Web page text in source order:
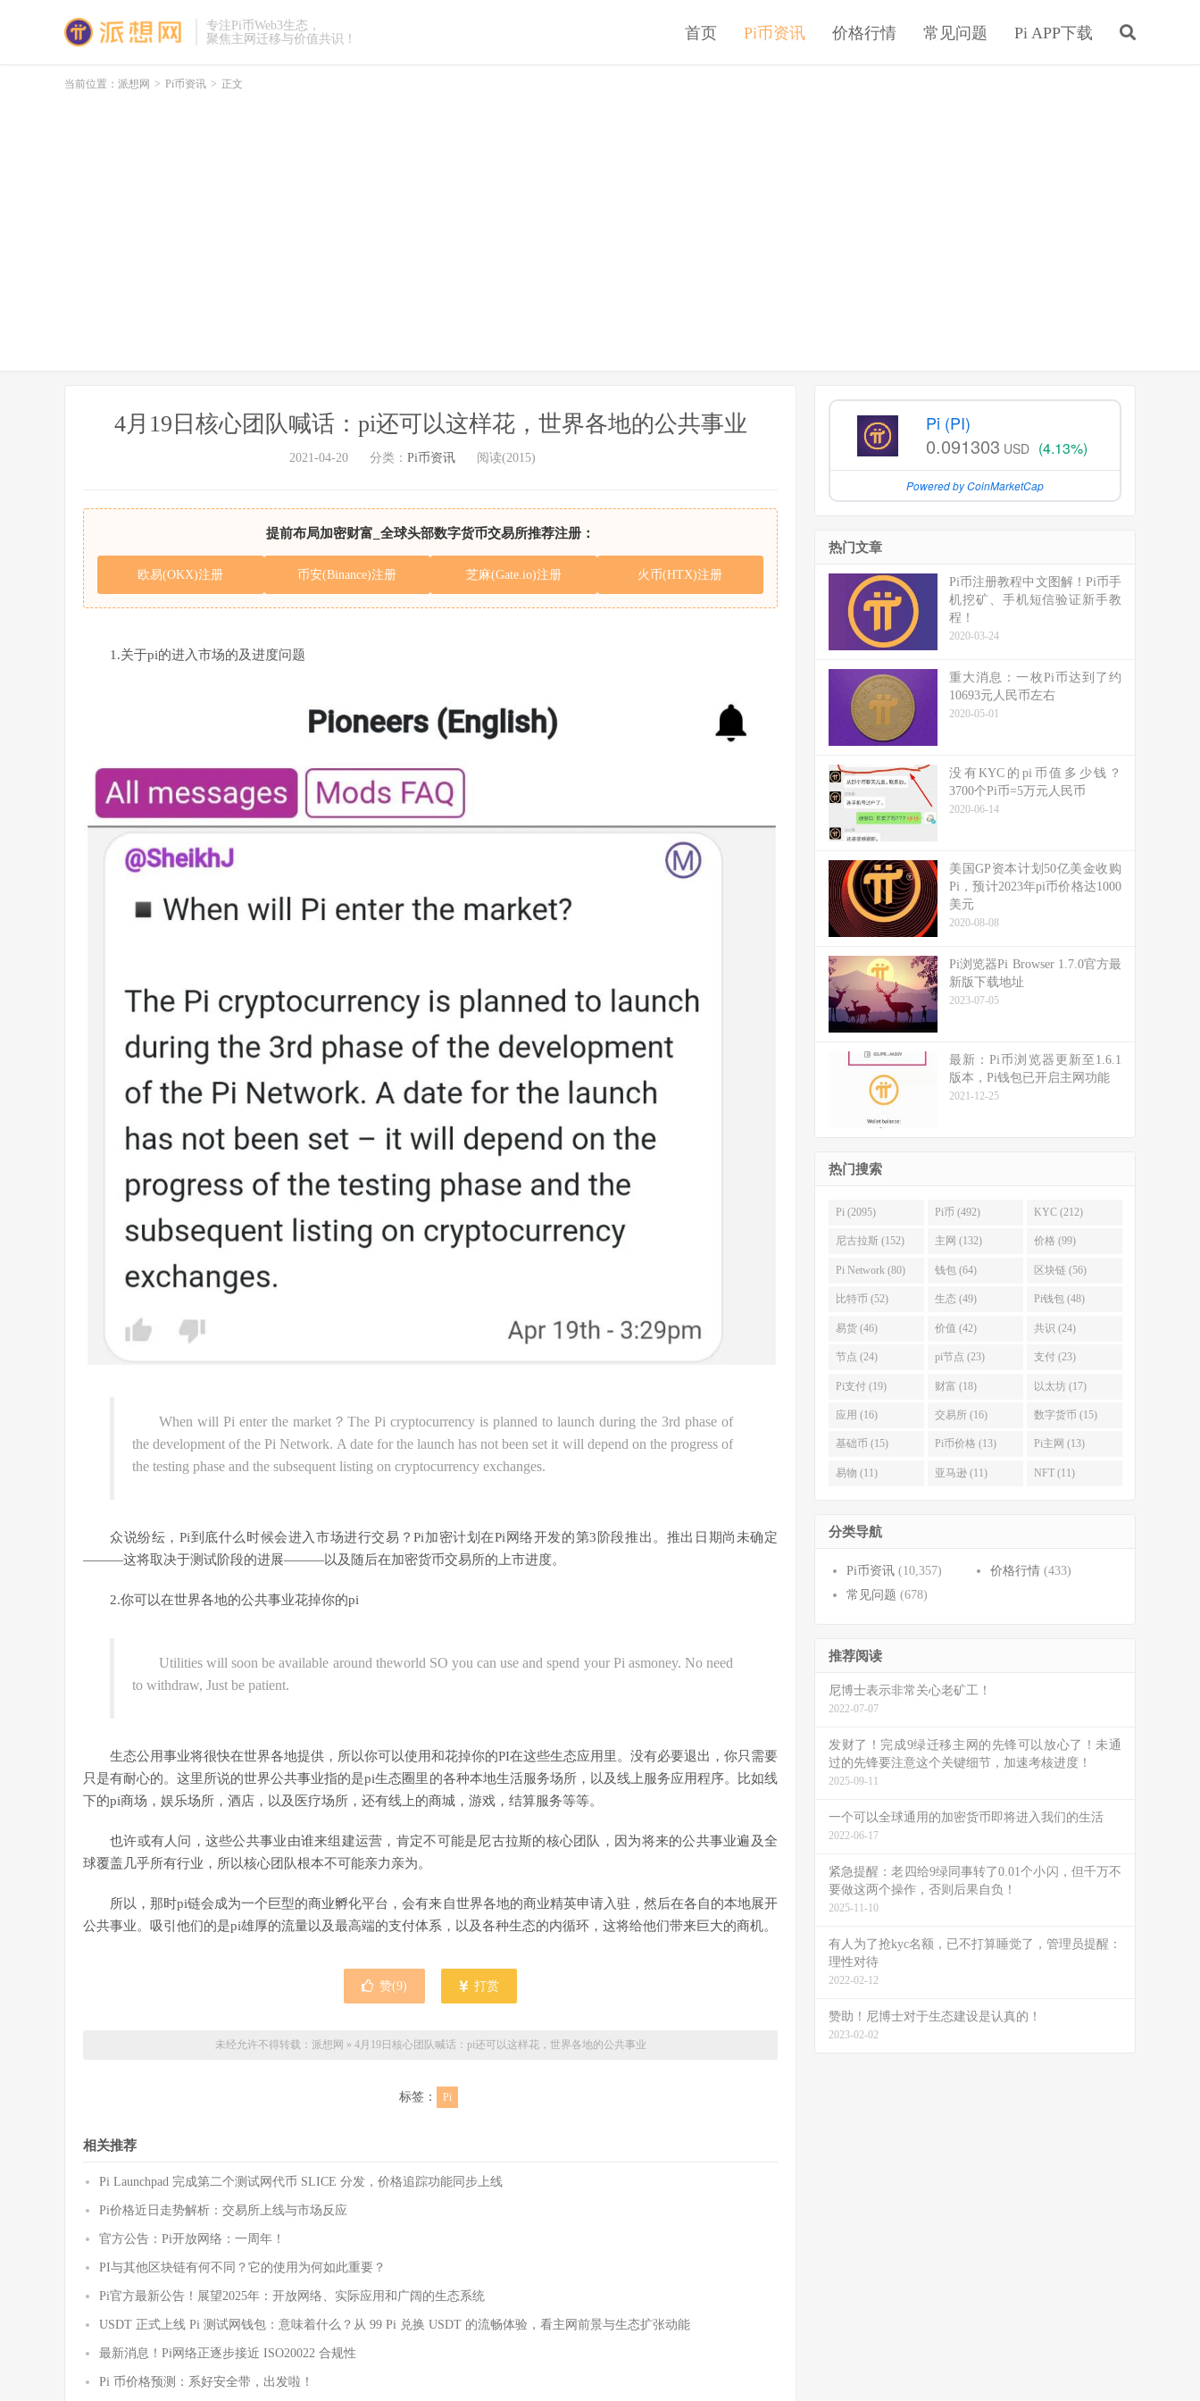
专注Pi币Web3生态，
聚焦主网迁移与价值共识！
首页 Pi币资讯 价格行情 常见问题 Pi APP下载
当前位置： 派想网 > Pi币资讯 > 正文
4月19日核心团队喊话：pi还可以这样花，世界各地的公共事业
2021-04-20 分类： Pi币资讯 阅读(2015)
提前布局加密财富_全球头部数字货币交易所推荐注册：
欧易(OKX)注册 币安(Binance)注册 芝麻(Gate.io)注册 火币(HTX)注册
1.关于pi的进入市场的及进度问题
When will Pi enter the market？The Pi cryptocurrency is planned to launch during the 3rd phase of
the development of the Pi Network. A date for the launch has not been set it will depend on the progress of
the testing phase and the subsequent listing on cryptocurrency exchanges.
众说纷纭，Pi到底什么时候会进入市场进行交易？Pi加密计划在Pi网络开发的第3阶段推出。推出日期尚未确定
———这将取决于测试阶段的进展———以及随后在加密货币交易所的上市进度。
2.你可以在世界各地的公共事业花掉你的pi
Utilities will soon be available around theworld SO you can use and spend your Pi asmoney. No need
to withdraw, Just be patient.
生态公用事业将很快在世界各地提供，所以你可以使用和花掉你的PI在这些生态应用里。没有必要退出，你只需要
只是有耐心的。这里所说的世界公共事业指的是pi生态圈里的各种本地生活服务场所，以及线上服务应用程序。比如线
下的pi商场，娱乐场所，酒店，以及医疗场所，还有线上的商城，游戏，结算服务等等。
也许或有人问，这些公共事业由谁来组建运营，肯定不可能是尼古拉斯的核心团队，因为将来的公共事业遍及全
球覆盖几乎所有行业，所以核心团队根本不可能亲力亲为。
所以，那时pi链会成为一个巨型的商业孵化平台，会有来自世界各地的商业精英申请入驻，然后在各自的本地展开
公共事业。吸引他们的是pi雄厚的流量以及最高端的支付体系，以及各种生态的内循环，这将给他们带来巨大的商机。
赞(9) 打赏
未经允许不得转载： 派想网 » 4月19日核心团队喊话：pi还可以这样花，世界各地的公共事业
标签： Pi
相关推荐
Pi Launchpad 完成第二个测试网代币 SLICE 分发，价格追踪功能同步上线
Pi价格近日走势解析：交易所上线与市场反应
官方公告：Pi开放网络：一周年！
PI与其他区块链有何不同？它的使用为何如此重要？
Pi官方最新公告！展望2025年：开放网络、实际应用和广阔的生态系统
USDT 正式上线 Pi 测试网钱包：意味着什么？从 99 Pi 兑换 USDT 的流畅体验，看主网前景与生态扩张动能
最新消息！Pi网络正逐步接近 ISO20022 合规性
Pi 币价格预测：系好安全带，出发啦！
Pi (PI)
0.091303 USD (4.13%)
Powered by CoinMarketCap
热门文章
Pi币注册教程中文图解！Pi币手
机挖矿、手机短信验证新手教
程！
2020-03-24
重大消息：一枚Pi币达到了约
10693元人民币左右
2020-05-01
没有KYC的pi币值多少钱？
3700个Pi币=5万元人民币
2020-06-14
美国GP资本计划50亿美金收购
Pi，预计2023年pi币价格达1000
美元
2020-08-08
Pi浏览器Pi Browser 1.7.0官方最
新版下载地址
2023-07-05
最新：Pi币浏览器更新至1.6.1
版本，Pi钱包已开启主网功能
2021-12-25
热门搜索
Pi (2095) Pi币 (492) KYC (212)
尼古拉斯 (152) 主网 (132) 价格 (99)
Pi Network (80) 钱包 (64) 区块链 (56)
比特币 (52) 生态 (49) Pi钱包 (48)
易货 (46) 价值 (42) 共识 (24)
节点 (24) pi节点 (23) 支付 (23)
Pi支付 (19) 财富 (18) 以太坊 (17)
应用 (16) 交易所 (16) 数字货币 (15)
基础币 (15) Pi币价格 (13) Pi主网 (13)
易物 (11) 亚马逊 (11) NFT (11)
分类导航
Pi币资讯 (10,357) 价格行情 (433)
常见问题 (678)
推荐阅读
尼博士表示非常关心老矿工！
2022-07-07
发财了！完成9绿迁移主网的先锋可以放心了！未通
过的先锋要注意这个关键细节，加速考核进度！
2025-09-11
一个可以全球通用的加密货币即将进入我们的生活
2022-06-17
紧急提醒：老四给9绿同事转了0.01个小闪，但千万不
要做这两个操作，否则后果自负！
2025-11-10
有人为了抢kyc名额，已不打算睡觉了，管理员提醒：
理性对待
2022-02-12
赞助！尼博士对于生态建设是认真的！
2023-02-02